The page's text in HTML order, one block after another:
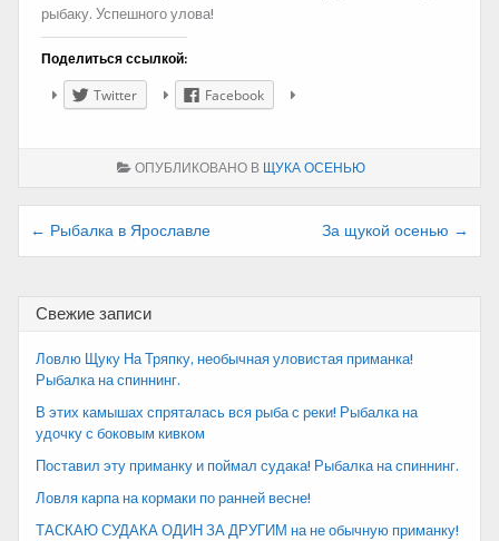
рыбаку. Успешного улова!
Поделиться ссылкой:
Twitter Facebook
ОПУБЛИКОВАНО В ЩУКА ОСЕНЬЮ
Навигация
записям
← Рыбалка в Ярославле За щукой осенью →
Свежие записи
Ловлю Щуку На Тряпку, необычная уловистая приманка!
Рыбалка на спиннинг.
В этих камышах спряталась вся рыба с реки! Рыбалка на
удочку с боковым кивком
Поставил эту приманку и поймал судака! Рыбалка на спиннинг.
Ловля карпа на кормаки по ранней весне!
ТАСКАЮ СУДАКА ОДИН ЗА ДРУГИМ на не обычную приманку!